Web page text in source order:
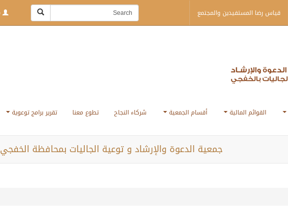
قياس رضا المستفيدين والمجتمع
القوائم المالية أقسام الجمعية شركاء النجاح تطوع معنا تقرير برامج توعوية
جمعية الدعوة والإرشاد و توعية الجاليات بمحافظة الخفجي